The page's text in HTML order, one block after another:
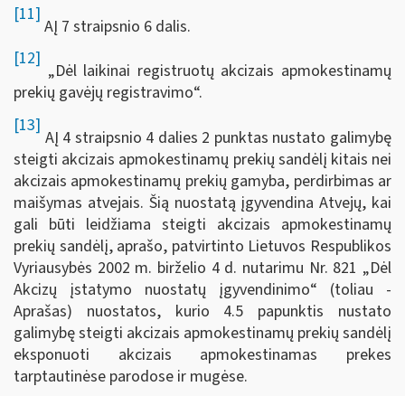
[11]
AĮ 7 straipsnio 6 dalis.
[12]
„Dėl laikinai registruotų akcizais apmokestinamų
prekių gavėjų registravimo“.
[13]
AĮ 4 straipsnio 4 dalies 2 punktas nustato galimybę
steigti akcizais apmokestinamų prekių sandėlį kitais nei
akcizais apmokestinamų prekių gamyba, perdirbimas ar
maišymas atvejais. Šią nuostatą įgyvendina Atvejų, kai
gali būti leidžiama steigti akcizais apmokestinamų
prekių sandėlį, aprašo, patvirtinto Lietuvos Respublikos
Vyriausybės 2002 m. birželio 4 d. nutarimu Nr. 821 „Dėl
Akcizų įstatymo nuostatų įgyvendinimo“ (toliau -
Aprašas) nuostatos, kurio 4.5 papunktis nustato
galimybę steigti akcizais apmokestinamų prekių sandėlį
eksponuoti akcizais apmokestinamas prekes
tarptautinėse parodose ir mugėse.